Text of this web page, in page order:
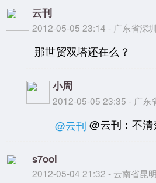
云刊
2012-05-05 23:14 - 广东省深
那世贸双塔还在么？
小周
2012-05-05 23:35 - 广东
@云刊 @云刊：不清
s7ool
2012-05-04 21:32 - 云南省昆